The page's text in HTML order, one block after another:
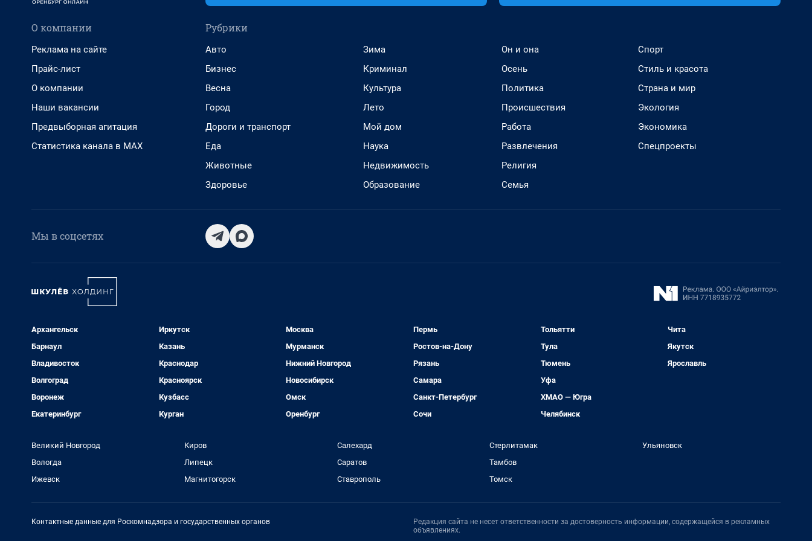
О компании
Реклама на сайте
Прайс-лист
О компании
Наши вакансии
Предвыборная агитация
Статистика канала в MAX
Рубрики
Авто
Бизнес
Весна
Город
Дороги и транспорт
Еда
Животные
Здоровье
Зима
Криминал
Культура
Лето
Мой дом
Наука
Недвижимость
Образование
Он и она
Осень
Политика
Происшествия
Работа
Развлечения
Религия
Семья
Спорт
Стиль и красота
Страна и мир
Экология
Экономика
Спецпроекты
Мы в соцсетях
Архангельск
Барнаул
Владивосток
Волгоград
Воронеж
Екатеринбург
Иркутск
Казань
Краснодар
Красноярск
Кузбасс
Курган
Москва
Мурманск
Нижний Новгород
Новосибирск
Омск
Оренбург
Пермь
Ростов-на-Дону
Рязань
Самара
Санкт-Петербург
Сочи
Тольятти
Тула
Тюмень
Уфа
ХМАО — Югра
Челябинск
Чита
Якутск
Ярославль
Великий Новгород
Вологда
Ижевск
Киров
Липецк
Магнитогорск
Салехард
Саратов
Ставрополь
Стерлитамак
Тамбов
Томск
Ульяновск
Контактные данные для Роскомнадзора и государственных органов
Редакция сайта не несет ответственности за достоверность информации, содержащейся в рекламных
объявлениях.